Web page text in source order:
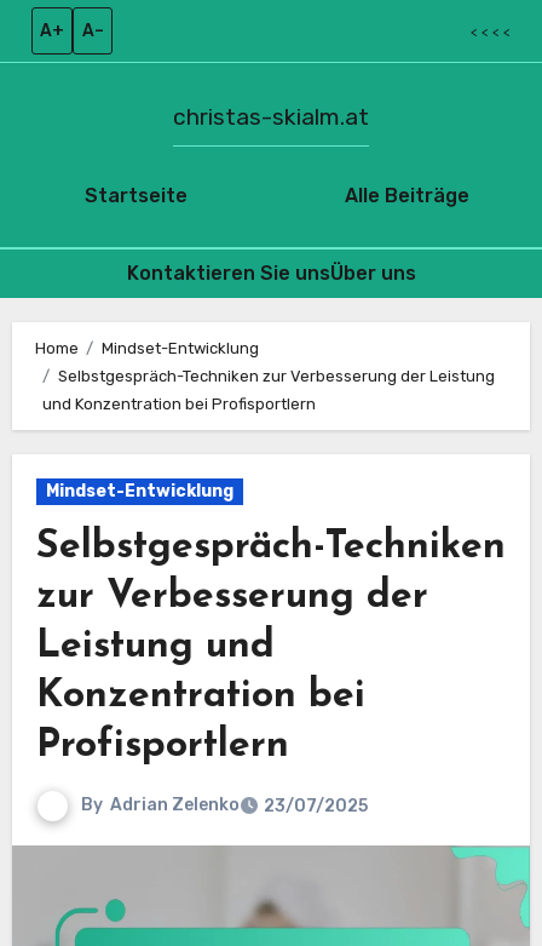
A+ A– < < < <
Startseite
christas-skialm.at
Alle Beiträge
Kontaktieren Sie unsÜber uns
content
Home
Mindset-Entwicklung
Selbstgespräch-Techniken zur Verbesserung der Leistung
und Konzentration bei Profisportlern
Mindset-Entwicklung
Selbstgespräch-Techniken
zur Verbesserung der
Leistung und
Konzentration bei
Profisportlern
By Adrian Zelenko 23/07/2025